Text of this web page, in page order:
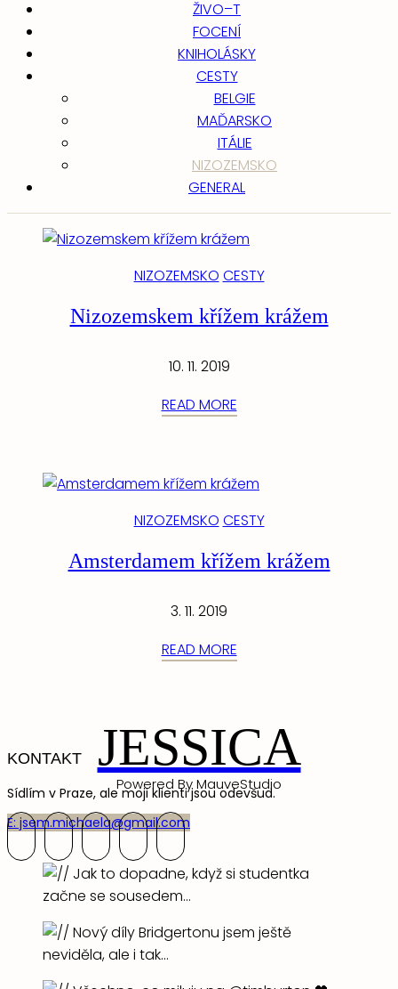
ŽIVO–T
FOCENÍ
KNIHOLÁSKY
CESTY
BELGIE
MAĎARSKO
ITÁLIE
NIZOZEMSKO
GENERAL
NIZOZEMSKO CESTY
Nizozemskem křížem krážem
10. 11. 2019
READ MORE
NIZOZEMSKO CESTY
Amsterdamem křížem krážem
3. 11. 2019
READ MORE
JESSICA
Powered By MauveStudio
KONTAKT
Sídlím v Praze, ale moji klienti jsou odevšud.
E: jsem.michaela@gmail.com